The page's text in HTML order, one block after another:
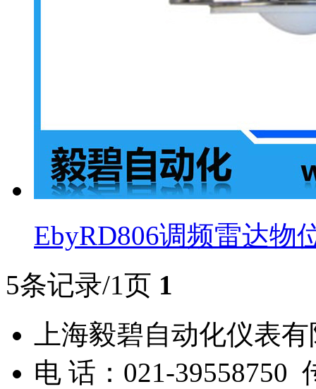
EbyRD806调频雷达物
5条记录/1页 1
上海毅碧自动化仪表
电 话：021-39558750